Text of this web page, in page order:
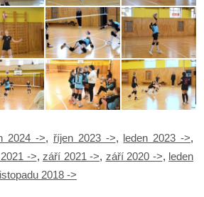
2024 ->, říjen 2023 ->, leden 2023 ->,
->, září 2021 ->, září 2020 ->, leden
2018 ->